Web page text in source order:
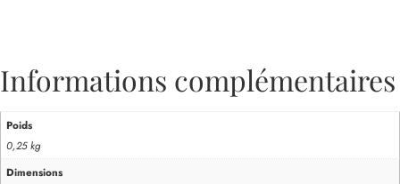
Informations complémentaires
Poids
0,25 kg
Dimensions